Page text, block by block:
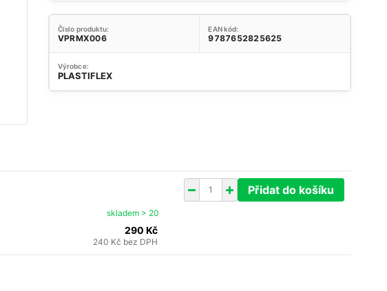
Číslo produktu:
VPRMX006
EAN kód:
9787652825625
Výrobce:
PLASTIFLEX
290 Kč
240 Kč bez DPH
skladem > 20
Přidat do košíku